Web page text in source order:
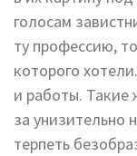
голосам
ту профессию,
которого
и работы. Такие
за унизительно
терпеть